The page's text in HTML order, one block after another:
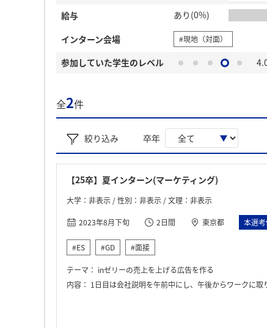
給与
あり(0%)
インターン会場
#現地（対面）
参加していた学生のレベル
全2件
絞り込み 卒年
【25卒】夏インターン(マーケティング)
大学：非表示 / 性別：非表示 / 文理：非表示
2023年8月下旬
2日間 東京都 本選
#ES #GD #面接
テーマ： inゼリーの売上を上げる広告を作る
内容： 1日目は会社説明を午前中にし、午後からワークに取